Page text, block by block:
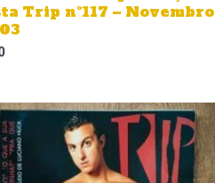
Trip nº117 – Novembro